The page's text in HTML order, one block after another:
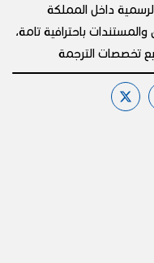
داخل المملكة
باحترافية تامة،
تخصصات الترجمة